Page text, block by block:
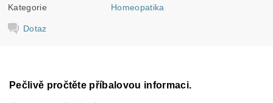
Kategorie Homeopatika
Dotaz
Pečlivě pročtěte příbalovou informaci.